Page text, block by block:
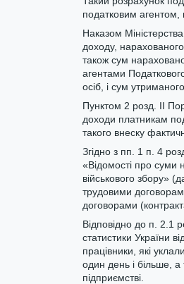
податковим агентом,
Наказом
доходу,
також сум
агентами
осіб, і сум
Пунктом 2 розд. ІІ
доходи платникам
такого внеску
Згідно з пп. 1 п. 4
«Відомості про суми
військового збору»
трудовими
договорами
Відповідно до п. 2.1
статистики України
працівники, які
один день і більше,
підприємстві.